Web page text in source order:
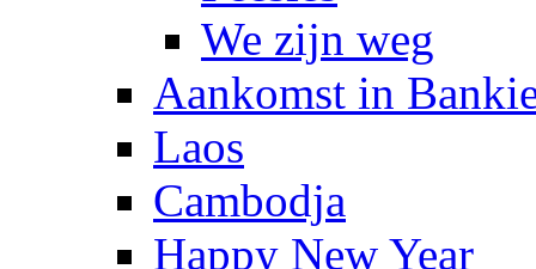
We zijn weg
Aankomst in
Laos
Cambodja
Happy New Year